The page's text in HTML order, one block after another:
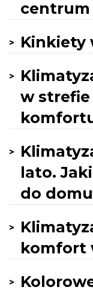
centrum
Kinkiety
w strefie
lato.
do
komfort